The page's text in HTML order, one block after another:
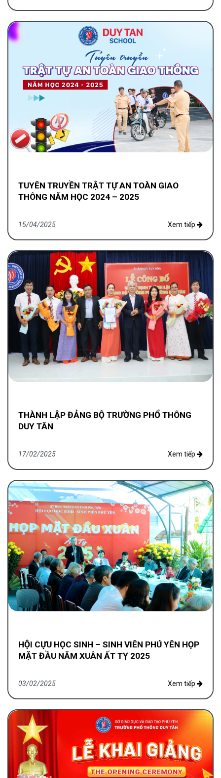
TUYÊN TRUYỀN TRẬT TỰ AN TOÀN GIAO
THÔNG NĂM HỌC 2024 – 2025
15/04/2025 Xem tiếp
THÀNH LẬP ĐẢNG BỘ TRƯỜNG PHỔ THÔNG
DUY TÂN
17/02/2025 Xem tiếp
HỘI CỰU HỌC SINH – SINH VIÊN PHÚ YÊN HỌP
MẶT ĐẦU NĂM XUÂN ẤT TỴ 2025
03/02/2025 Xem tiếp